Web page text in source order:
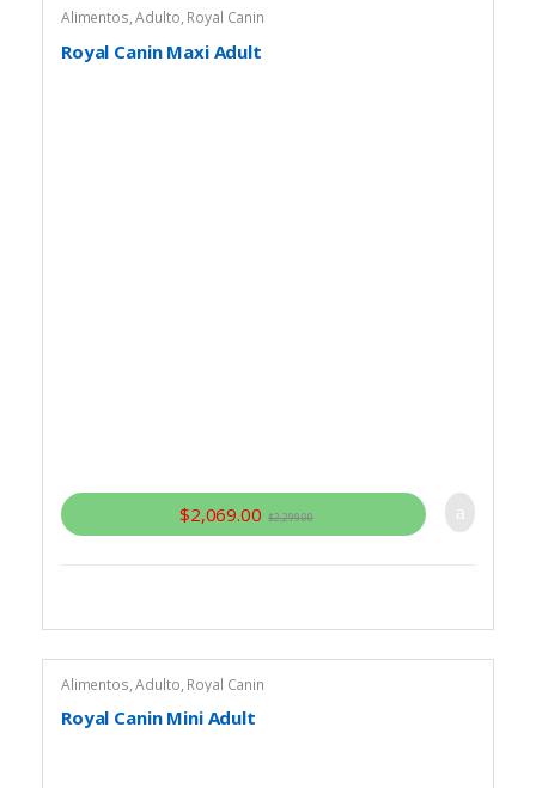
Alimentos,Adulto, Royal Canin
Royal Canin Maxi Adult
$2,069.00 $2,299.00
Alimentos,Adulto, Royal Canin
Royal Canin Mini Adult